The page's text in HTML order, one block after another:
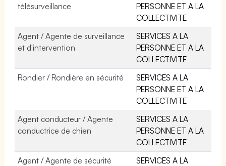
télésurveillance
PERSONNE ET A LA
COLLECTIVITE
Agent / Agente de surveillance
et d'intervention
SERVICES A LA
PERSONNE ET A LA
COLLECTIVITE
Rondier / Rondière en sécurité
SERVICES A LA
PERSONNE ET A LA
COLLECTIVITE
Agent conducteur / Agente
conductrice de chien
SERVICES A LA
PERSONNE ET A LA
COLLECTIVITE
Agent / Agente de sécurité
SERVICES A LA